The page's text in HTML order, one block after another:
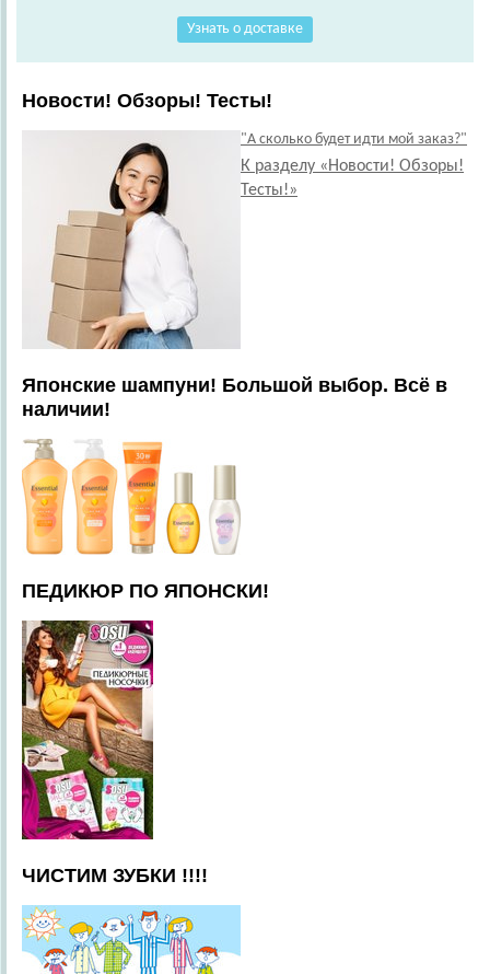
Узнать о доставке
Новости! Обзоры! Тесты!
"А сколько будет идти мой заказ?"
К разделу «Новости! Обзоры!
Тесты!»
Японские шампуни! Большой выбор. Всё в
наличии!
ПЕДИКЮР ПО ЯПОНСКИ!
ЧИСТИМ ЗУБКИ !!!!